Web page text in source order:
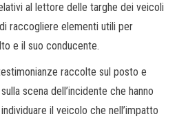
al lettore delle targhe dei veicoli
raccogliere elementi utili per
e il suo conducente.
raccolte sul posto e
scena dell’incidente che hanno
il veicolo che nell’impatto